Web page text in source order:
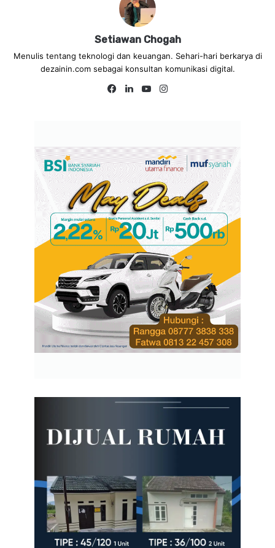
Setiawan Chogah
Menulis tentang teknologi dan keuangan. Sehari-hari berkarya di
dezainin.com sebagai konsultan komunikasi digital.
Fa
Lin
Yo